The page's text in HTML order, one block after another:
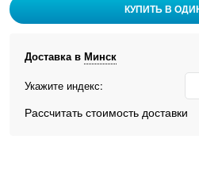
КУПИТЬ В
Доставка в Минск
Укажите индекс:
Рассчитать стоимость доставки